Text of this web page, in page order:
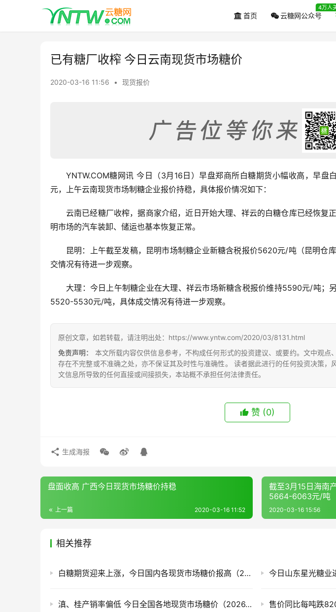
首页 云糖网公众号
4万人
已有糖厂收榨 今日云南现货市场糖价
2020-03-16 11:56 • 现货报价
YNTW.COM糖网讯 今日（3月16日）早盘郑商所白糖期货小幅收高，早盘
元，上午云南现货市场制糖企业报价持稳，具体报价情况如下：
云南已经糖厂收榨，据商家介绍，近日开始大理、祥云的白糖仓库已经恢复
明市场的汽车装卸、储运也基本恢复正常。
昆明：上午截至发稿，昆明市场制糖企业新糖含税报价5620元/吨（昆明仓
交情况有待进一步观察。
大理：今日上午制糖企业在大理、祥云市场新糖含税报价维持5590元/吨；
5520-5530元/吨，具体成交情况有待进一步观察。
原创文章，如若转载，请注明出处：https://www.yntw.com/2020/03/8131.html
免责声明：
本文所载内容仅供信息参考，不构成任何形式的投资建议、或要约。文中观点
存在不完整或不准确之处，亦不保证其及时性与准确性。 读者据此进行的任何投资决策，
文信息所导致的任何直接或间接损失，本站概不承担任何法律责任。
赞 (0)
生成海报
盘面收高 广西今日现货市场糖价持稳
上一篇 2020-03-16 11:52
截至3月15日海南
5664-6063元/吨
2020-03-16 15:56
相关推荐
白糖期货迎来上涨，今日国内各现货市场糖价报高（2026.8.7） 今日山东星光糖业
滇、桂产销率偏低 今日全国各地现货市场糖价（2026.8.6）